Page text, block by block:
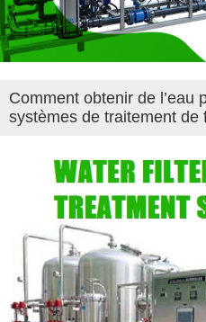
Comment obtenir de l’eau
systèmes de traitement de